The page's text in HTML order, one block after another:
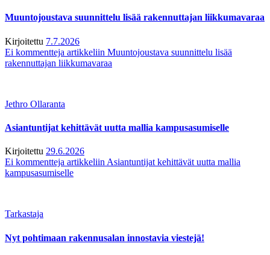
Muuntojoustava suunnittelu lisää rakennuttajan liikkumavaraa
Kirjoitettu 7.7.2026
Ei kommentteja artikkeliin Muuntojoustava suunnittelu lisää
rakennuttajan liikkumavaraa
Jethro Ollaranta
Asiantuntijat kehittävät uutta mallia kampusasumiselle
Kirjoitettu 29.6.2026
Ei kommentteja artikkeliin Asiantuntijat kehittävät uutta mallia
kampusasumiselle
Tarkastaja
Nyt pohtimaan rakennusalan innostavia viestejä!